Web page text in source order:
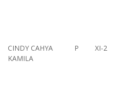
CINDY CAHYA
KAMILA
P XI-2